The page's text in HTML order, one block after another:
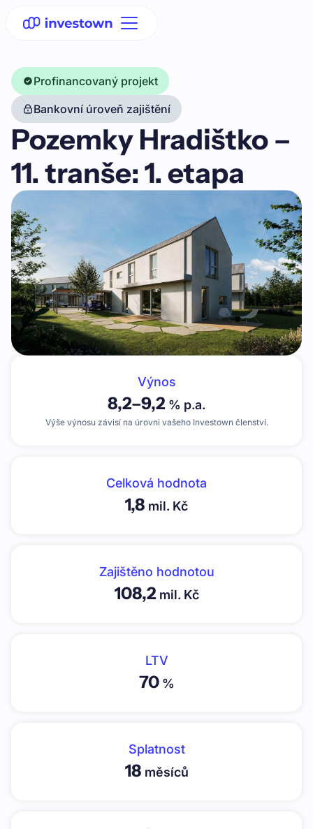
Profinancovaný projekt
Bankovní úroveň zajištění
Pozemky Hradištko –
11. tranše: 1. etapa
Výnos
8,2–9,2 % p.a.
Výše výnosu závisí na úrovni vašeho Investown členství.
Celková hodnota
1,8 mil. Kč
Zajištěno hodnotou
108,2mil. Kč
LTV
70%
Splatnost
18 měsíců